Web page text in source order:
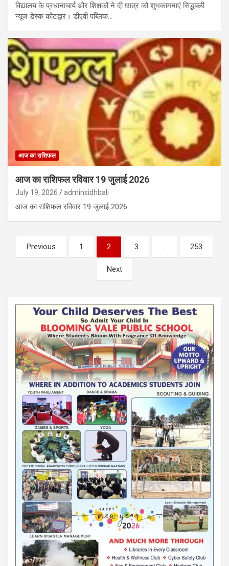
विद्यालय के प्रधानाचार्य और शिक्षकों ने दी छात्र को शुभकामनाएं सिद्धबली
न्यूज डेस्क कोटद्वार। डीएवी पब्लिक…
आज का राशिफल
आज का राशिफल रविवार 19 जुलाई 2026
July 19, 2026 adminsidhbali
आज का राशिफल रविवार 19 जुलाई 2026
Posts
pagination
Previous 1 2 3 … 253
Next